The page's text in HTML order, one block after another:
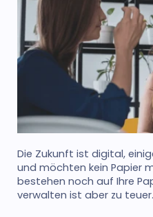
Die Zukunft ist digital,
und möchten kein Papier
bestehen noch auf Ihre
verwalten ist aber zu teuer.